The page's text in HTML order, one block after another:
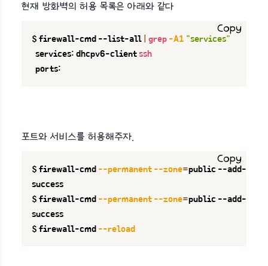
현재 방화벽의 허용 목록은 아래와 같다
$ firewall-cmd --list-all grep -A1 "services"
  services: dhcpv6-client
ssh
  ports:
Copy
포트와 서비스를 허용해주자.
$ firewall-cmd --permanent --zone=public --add-port
success
$ firewall-cmd --permanent --zone=public --add-
success
$ firewall-cmd --reload
Copy